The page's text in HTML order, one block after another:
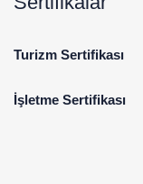
Turizm Sertifikası
İşletme Sertifikası